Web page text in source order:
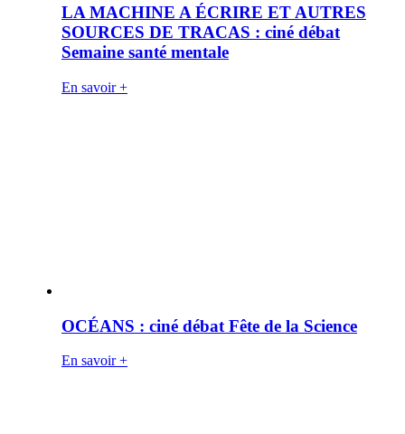
LA MACHINE A ÉCRIRE ET AUTRES
SOURCES DE TRACAS : ciné débat
Semaine santé mentale
En savoir +
OCÉANS : ciné débat Fête de la Science
En savoir +